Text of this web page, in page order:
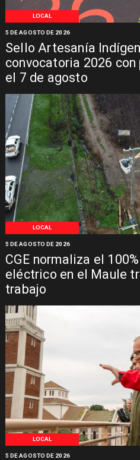
LOCAL
Sello Artesanía
convocatoria 2026
el 7 de agosto
5 DE AGOSTO DE 2026
LOCAL
CGE normaliza el
eléctrico en el Maule
trabajo
5 DE AGOSTO DE 2026
LOCAL
5 DE AGOSTO DE 2026